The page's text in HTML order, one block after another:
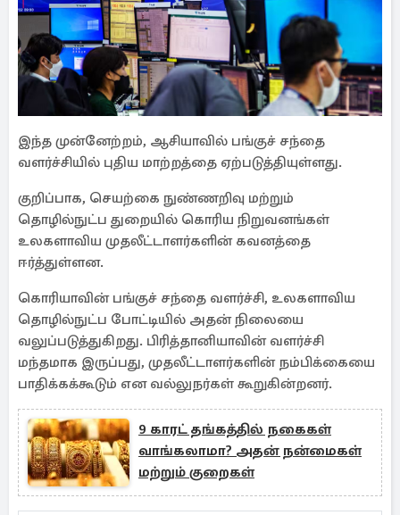
இந்த முன்னேற்றம், ஆசியாவில் பங்குச் சந்தை
வளர்ச்சியில் புதிய மாற்றத்தை ஏற்படுத்தியுள்ளது.
குறிப்பாக, செயற்கை நுண்ணறிவு மற்றும்
தொழில்நுட்ப துறையில் கொரிய நிறுவனங்கள்
உலகளாவிய முதலீட்டாளர்களின் கவனத்தை
ஈர்த்துள்ளன.
கொரியாவின் பங்குச் சந்தை வளர்ச்சி, உலகளாவிய
தொழில்நுட்ப போட்டியில் அதன் நிலையை
வலுப்படுத்துகிறது. பிரித்தானியாவின் வளர்ச்சி
மந்தமாக இருப்பது, முதலீட்டாளர்களின் நம்பிக்கையை
பாதிக்கக்கூடும் என வல்லுநர்கள் கூறுகின்றனர்.
9 காரட் தங்கத்தில் நகைகள்
வாங்கலாமா? அதன் நன்மைகள்
மற்றும் குறைகள்